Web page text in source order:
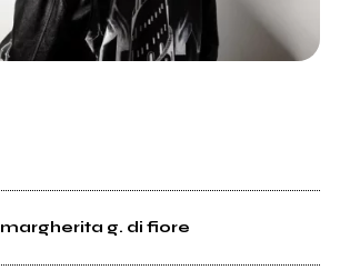
margherita g. di fiore